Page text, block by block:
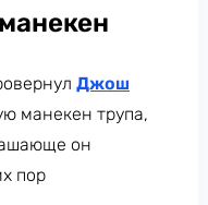
Джош
манекен трупа,
он
пор